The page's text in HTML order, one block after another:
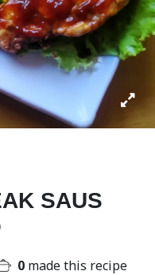
SAUS
0 made this recipe